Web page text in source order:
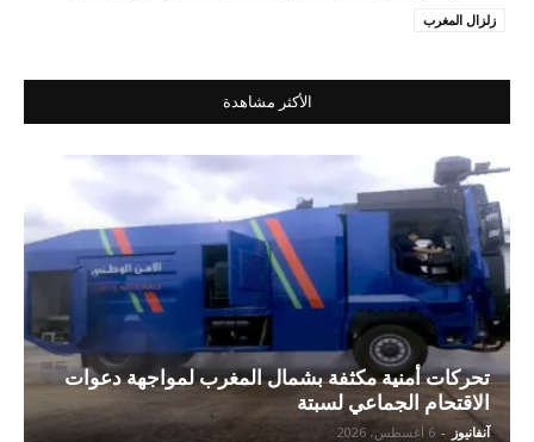
زلزال المغرب
الأكثر مشاهدة
تحركات أمنية مكثفة بشمال المغرب لمواجهة دعوات
الاقتحام الجماعي لسبتة
آنفانيوز - 6 أغسطس، 2026